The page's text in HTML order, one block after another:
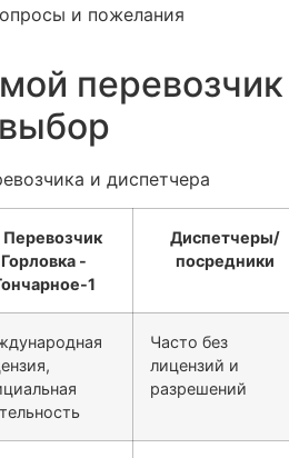
и пожелания
перевозчик
и диспетчера
Диспетчеры/
посредники
Часто без
лицензий и
разрешений